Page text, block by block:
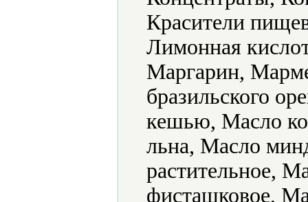
Красители
Лимонная
Маргарин,
бразильского
кешью, Масло
льна, Масло
растительное,
фисташковое,